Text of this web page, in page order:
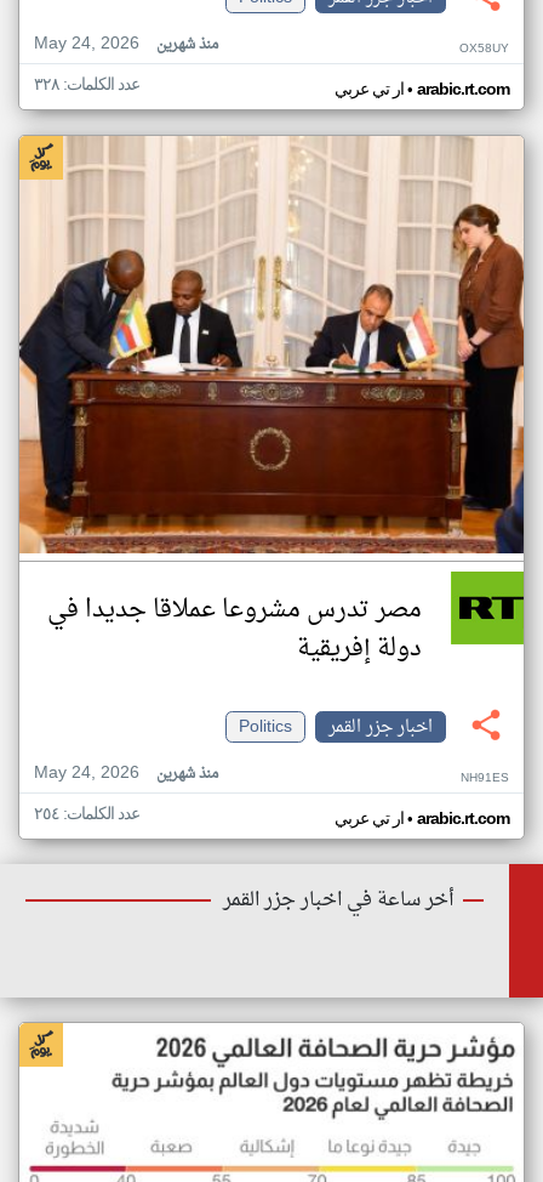
May 24, 2026
منذ شهرين OX58UY
ار تي عربي• arabic.rt.com عدد الكلمات: ٣٢٨
مصر تدرس مشروعا عملاقا جديدا في
دولة إفريقية
اخبار جزر القمر
Politics
May 24, 2026
منذ شهرين NH91ES
ار تي عربي• arabic.rt.com عدد الكلمات: ٢٥٤
أخر ساعة في اخبار جزر القمر